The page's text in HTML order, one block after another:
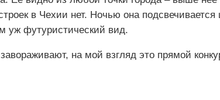
в Чехии нет. Ночью она
уж футуристический вид.
на мой взгляд это прямой